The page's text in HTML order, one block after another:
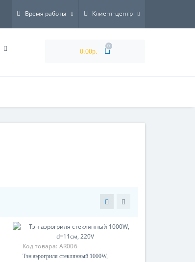
Время работы Клиент-центр
0.00р.
0
Код товара: AR006
Тэн аэрогриля стеклянный 1000W,